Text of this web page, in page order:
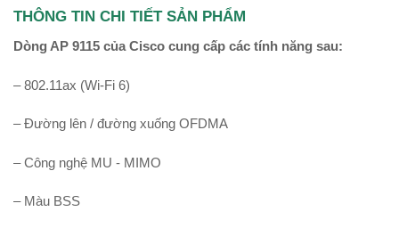
THÔNG TIN CHI TIẾT SẢN PHẨM
Dòng AP 9115 của Cisco cung cấp các tính năng sau:
– 802.11ax (Wi-Fi 6)
– Đường lên / đường xuống OFDMA
– Công nghệ MU ‑ MIMO
– Màu BSS